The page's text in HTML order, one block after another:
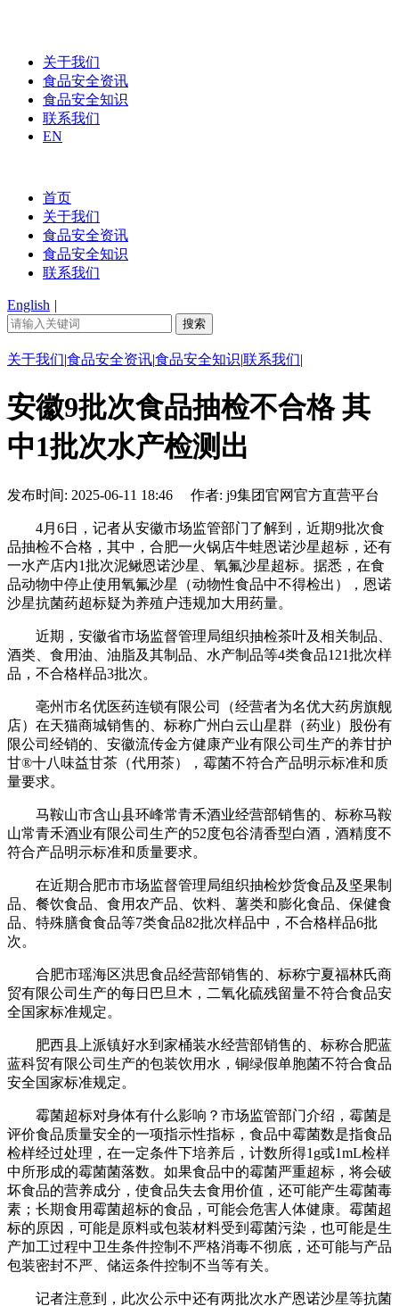
关于我们
食品安全资讯
食品安全知识
联系我们
EN
首页
关于我们
食品安全资讯
食品安全知识
联系我们
English |
关于我们|食品安全资讯|食品安全知识|联系我们|
安徽9批次食品抽检不合格 其
中1批次水产检测出
发布时间: 2025-06-11 18:46 作者: j9集团官网官方直营平台
4月6日，记者从安徽市场监管部门了解到，近期9批次食
品抽检不合格，其中，合肥一火锅店牛蛙恩诺沙星超标，还有
一水产店内1批次泥鳅恩诺沙星、氧氟沙星超标。据悉，在食
品动物中停止使用氧氟沙星（动物性食品中不得检出），恩诺
沙星抗菌药超标疑为养殖户违规加大用药量。
近期，安徽省市场监督管理局组织抽检茶叶及相关制品、
酒类、食用油、油脂及其制品、水产制品等4类食品121批次样
品，不合格样品3批次。
亳州市名优医药连锁有限公司（经营者为名优大药房旗舰
店）在天猫商城销售的、标称广州白云山星群（药业）股份有
限公司经销的、安徽流传金方健康产业有限公司生产的养甘护
甘®十八味益甘茶（代用茶），霉菌不符合产品明示标准和质
量要求。
马鞍山市含山县环峰常青禾酒业经营部销售的、标称马鞍
山常青禾酒业有限公司生产的52度包谷清香型白酒，酒精度不
符合产品明示标准和质量要求。
在近期合肥市市场监督管理局组织抽检炒货食品及坚果制
品、餐饮食品、食用农产品、饮料、薯类和膨化食品、保健食
品、特殊膳食食品等7类食品82批次样品中，不合格样品6批
次。
合肥市瑶海区洪思食品经营部销售的、标称宁夏福林氏商
贸有限公司生产的每日巴旦木，二氧化硫残留量不符合食品安
全国家标准规定。
肥西县上派镇好水到家桶装水经营部销售的、标称合肥蓝
蓝科贸有限公司生产的包装饮用水，铜绿假单胞菌不符合食品
安全国家标准规定。
霉菌超标对身体有什么影响？市场监管部门介绍，霉菌是
评价食品质量安全的一项指示性指标，食品中霉菌数是指食品
检样经过处理，在一定条件下培养后，计数所得1g或1mL检样
中所形成的霉菌菌落数。如果食品中的霉菌严重超标，将会破
坏食品的营养成分，使食品失去食用价值，还可能产生霉菌毒
素；长期食用霉菌超标的食品，可能会危害人体健康。霉菌超
标的原因，可能是原料或包装材料受到霉菌污染，也可能是生
产加工过程中卫生条件控制不严格消毒不彻底，还可能与产品
包装密封不严、储运条件控制不当等有关。
记者注意到，此次公示中还有两批次水产恩诺沙星等抗菌